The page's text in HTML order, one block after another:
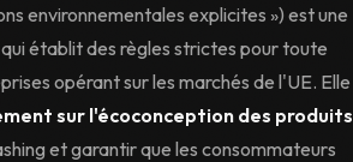
environnementales explicites ») est une
établit des règles strictes pour toute
opérant sur les marchés de l'UE. Elle
sur l'écoconception des produits
et garantir que les consommateurs